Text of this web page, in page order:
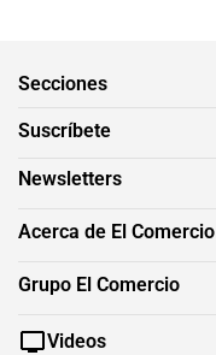
Secciones
Suscríbete
Newsletters
Acerca de El Comercio
Grupo El Comercio
Videos